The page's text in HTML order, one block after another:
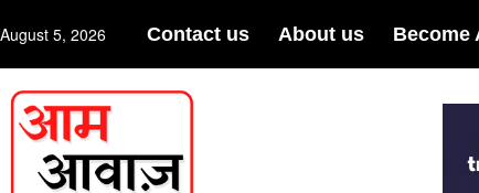
August 5, 2026 Contact us About us Become